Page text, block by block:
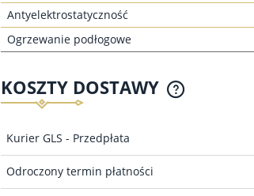
Antyelektrostatyczność
Ogrzewanie podłogowe
KOSZTY DOSTAWY
Kurier GLS - Przedpłata
Odroczony termin płatności